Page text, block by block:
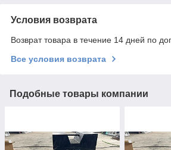
Условия возврата
Возврат товара в течение 14 дней по
Все условия возврата
Подобные товары компании